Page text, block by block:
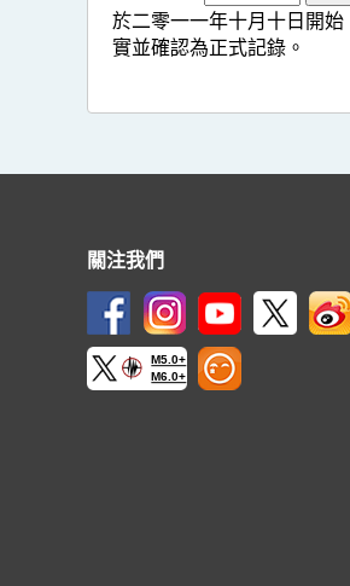
於二零一一年十月十日開
實並確認為正式記錄。
關注我們
M5.0+
M6.0+